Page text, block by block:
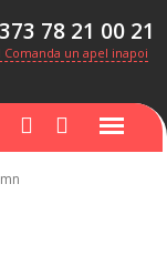
78 21 00 21
Comanda un apel inapoi